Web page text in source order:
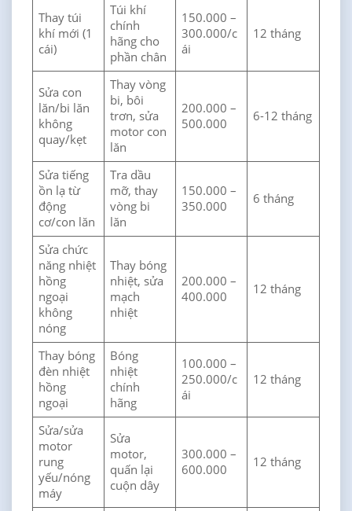
Thay túi
khí mới (1
cái)
Túi khí
chính
hãng cho
phần chân
150.000 –
300.000/c
ái
12 tháng
Sửa con
lăn/bi lăn
không
quay/kẹt
Thay vòng
bi, bôi
trơn, sửa
motor con
lăn
200.000 –
500.000
6-12 tháng
Sửa tiếng
ồn lạ từ
động
cơ/con lăn
Tra dầu
mỡ, thay
vòng bi
lăn
150.000 –
350.000
6 tháng
Sửa chức
năng nhiệt
hồng
ngoại
không
nóng
Thay bóng
nhiệt, sửa
mạch
nhiệt
200.000 –
400.000
12 tháng
Thay bóng
đèn nhiệt
hồng
ngoại
Bóng
nhiệt
chính
hãng
100.000 –
250.000/c
ái
12 tháng
Sửa/sửa
motor
rung
yếu/nóng
máy
Sửa
motor,
quấn lại
cuộn dây
300.000 –
600.000
12 tháng